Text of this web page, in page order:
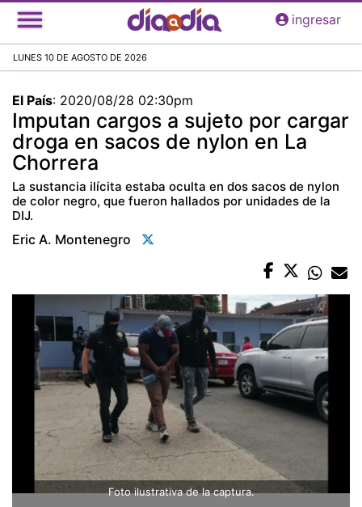
Pasar
al
principal
ingresar
LUNES 10 DE AGOSTO DE 2026
El País: 2020/08/28 02:30pm
Imputan cargos a sujeto por cargar
droga en sacos de nylon en La
Chorrera
La sustancia ilícita estaba oculta en dos sacos de nylon
de color negro, que fueron hallados por unidades de la
DIJ.
Eric A. Montenegro
Foto ilustrativa de la captura.